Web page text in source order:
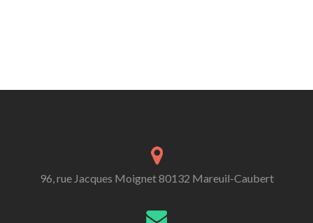
96, rue Jacques Moignet 80132 Mareuil-Caubert